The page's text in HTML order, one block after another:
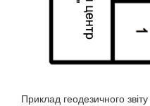
Приклад геодезичного звіту